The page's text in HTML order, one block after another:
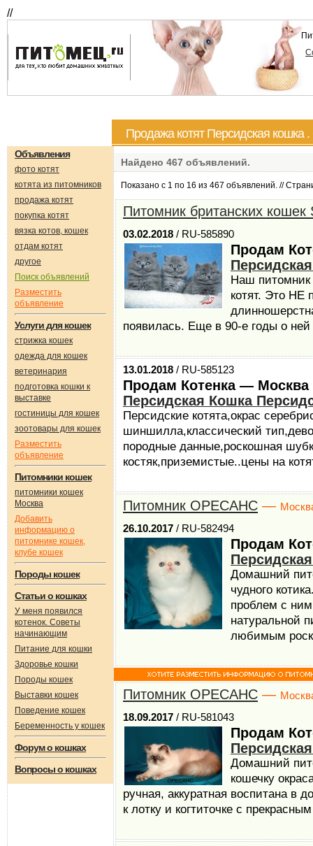
//
Продажа котят Персидская кошка
Объявления
фото котят
котята из питомников
продажа котят
покупка котят
вязка котов, кошек
отдам котят
другое
Поиск объявлений
Разместить
объявление
Услуги для кошек
стрижка кошек
одежда для кошек
ветеринария
подготовка кошки к
выставке
гостиницы для кошек
зоотовары для кошек
Разместить
объявление
Питомники кошек
питомники кошек
Москва
Добавить
информацию о
питомнике кошек,
клубе кошек
Породы кошек
Статьи о кошках
У меня появился
котенок. Советы
начинающим
Питание для кошки
Здоровье кошки
Породы кошек
Выставки кошек
Поведение кошек
Беременность у кошек
Форум о кошках
Вопросы о кошках
Найдено 467 объявлений.
Показано с 1 по 16 из 467 объявлений. //
Питомник британских кошек
03.02.2018 / RU-585890
Продам
Наш
котят. Это НЕ
появилась. Еще в 90-е годы о
13.01.2018 / RU-585123
Продам Котенка — Москва
Персидская Кошка
Персидские котята,окрас
шиншилла,классический
породные данные,роскошная
костяк,приземистые..цены на
Питомник ОРЕСАНС —
26.10.2017 / RU-582494
Продам
Домашний
чудного
проблем с
натуральной
любимым
Питомник ОРЕСАНС —
18.09.2017 / RU-581043
Продам
Домашний
кошечку
ручная, аккуратная воспитана в
к лотку и когтиточке с